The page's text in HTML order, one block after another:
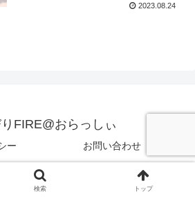
2023.08.24
FIRE@おらっしぃ
ー お問い合わせ
んびりFIRE@おらっしぃ.
検索 トップ